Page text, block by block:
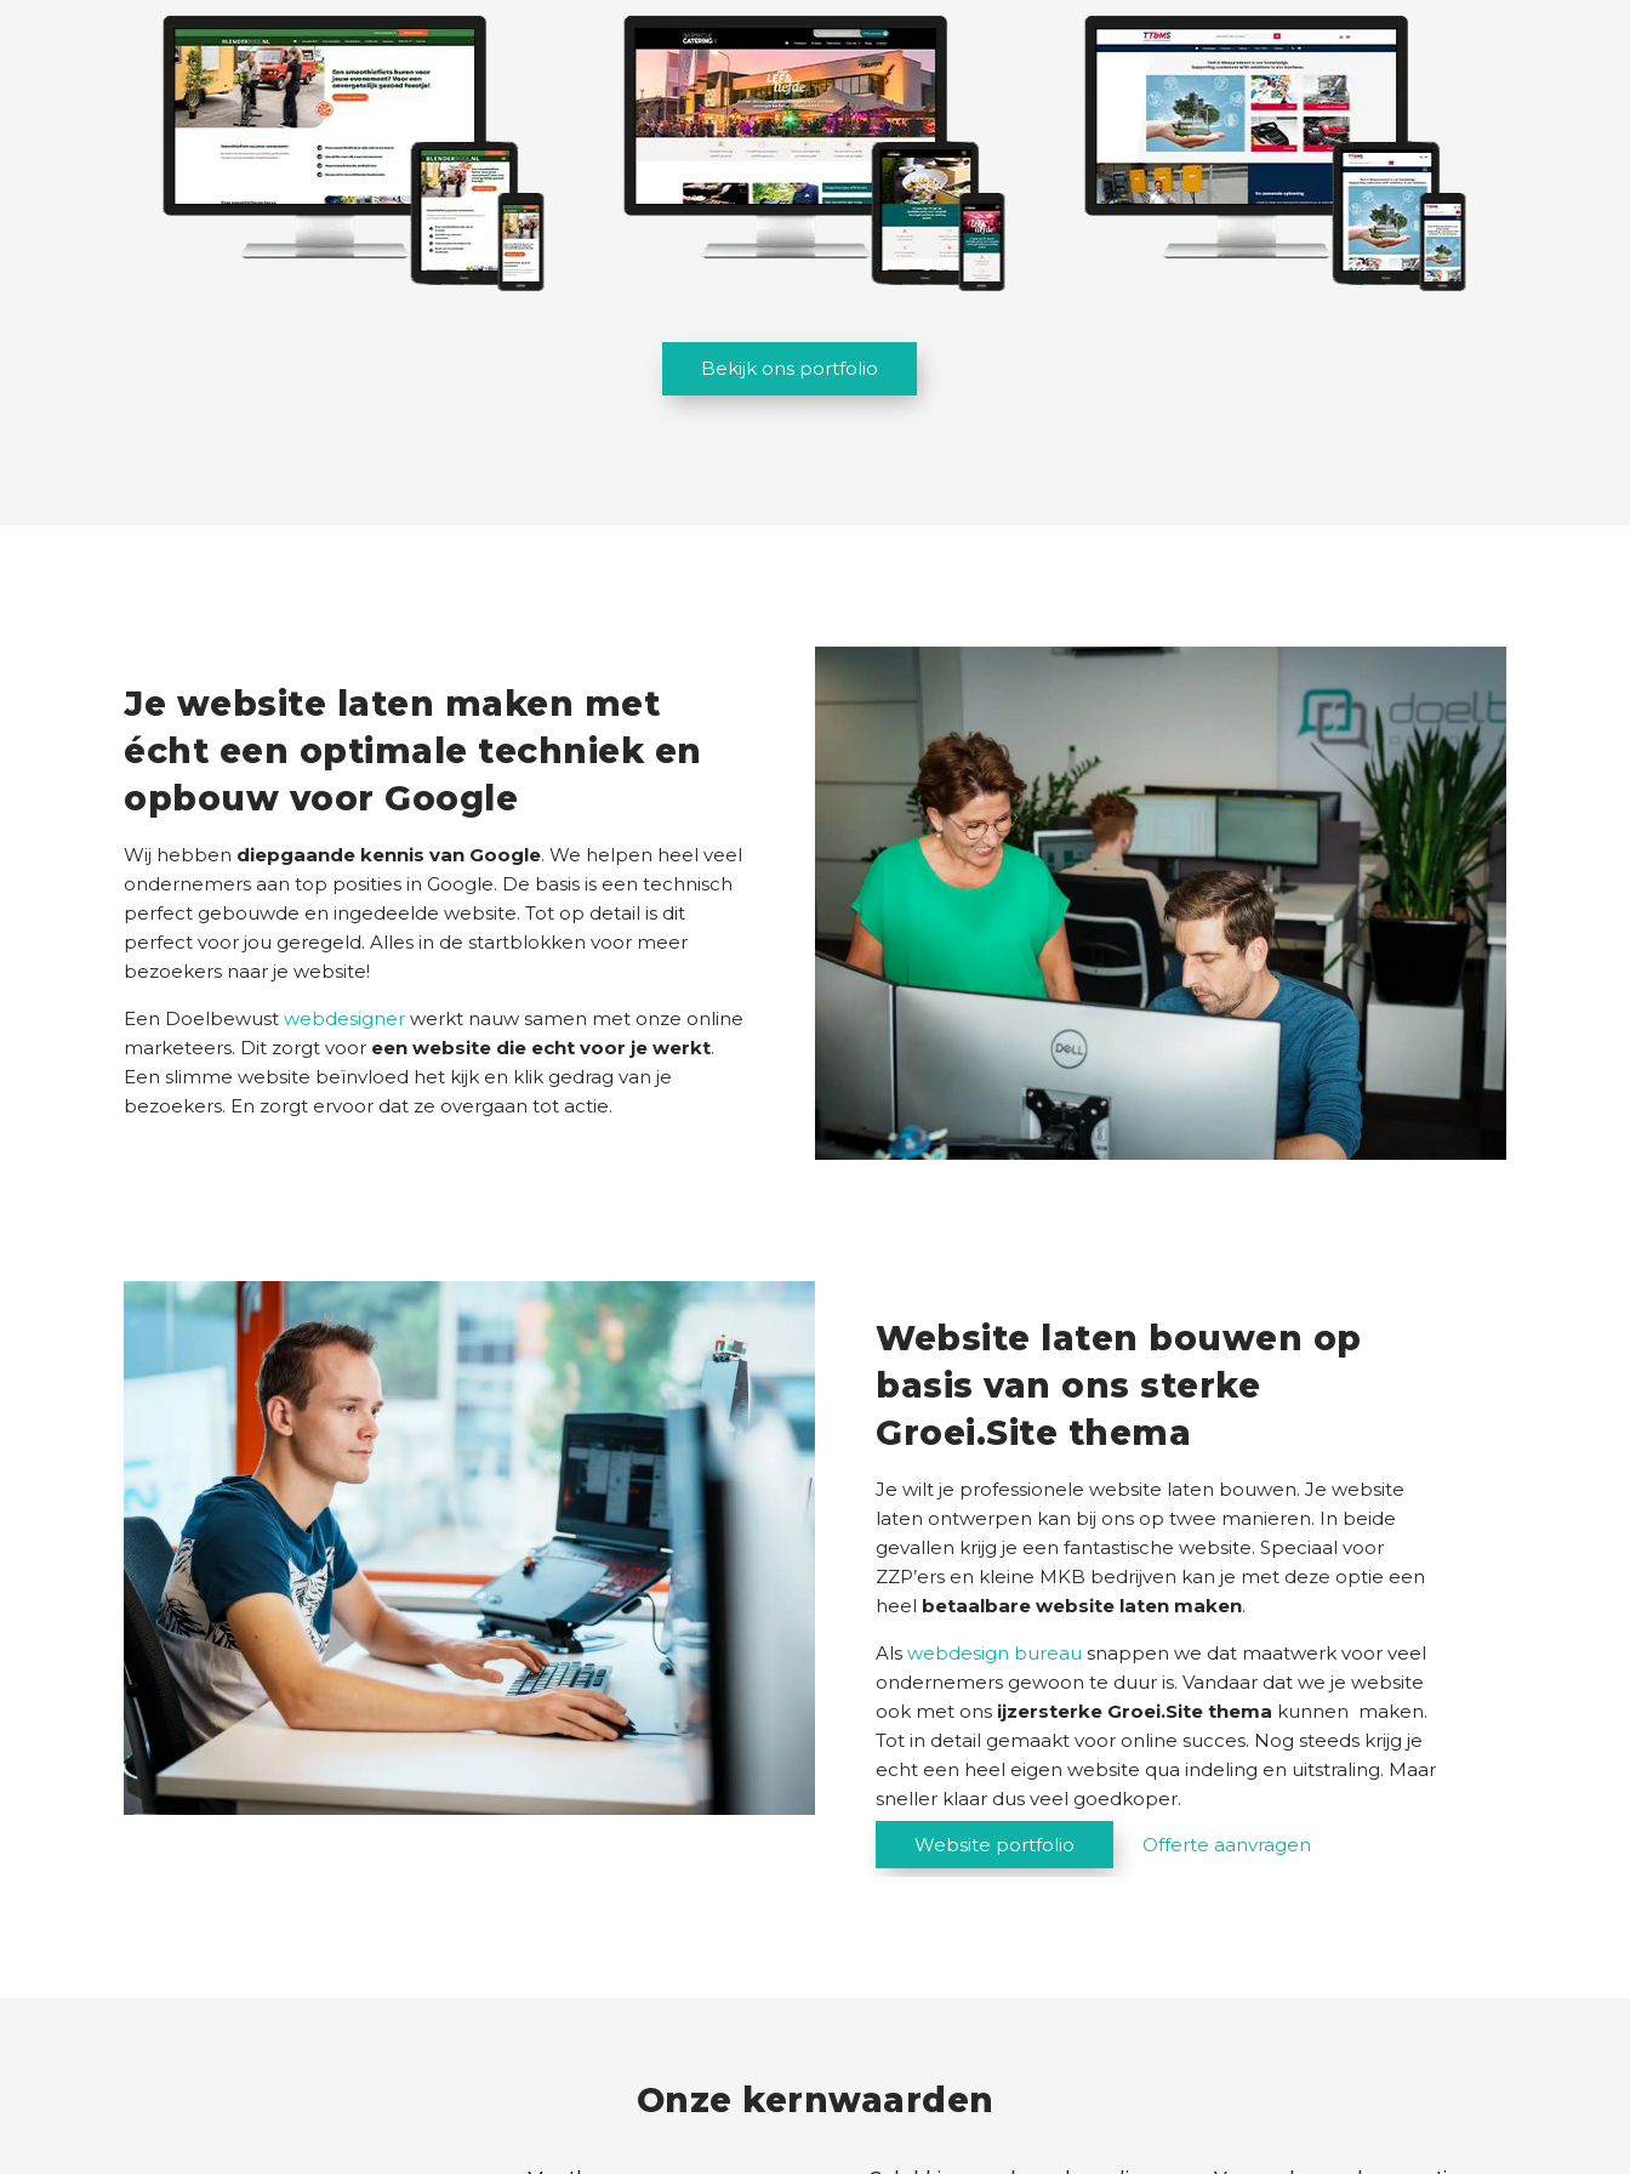
Bekijk ons portfolio
Je website laten maken met
écht een optimale techniek en
opbouw voor Google
Wij hebben diepgaande kennis van Google. We helpen heel veel
ondernemers aan top posities in Google. De basis is een technisch
perfect gebouwde en ingedeelde website. Tot op detail is dit
perfect voor jou geregeld. Alles in de startblokken voor meer
bezoekers naar je website!
Een Doelbewust webdesigner werkt nauw samen met onze online
marketeers. Dit zorgt voor een website die echt voor je werkt.
Een slimme website beïnvloed het kijk en klik gedrag van je
bezoekers. En zorgt ervoor dat ze overgaan tot actie.
Website laten bouwen op
basis van ons sterke
Groei.Site thema
Je wilt je professionele website laten bouwen. Je website
laten ontwerpen kan bij ons op twee manieren. In beide
gevallen krijg je een fantastische website. Speciaal voor
ZZP’ers en kleine MKB bedrijven kan je met deze optie een
heel betaalbare website laten maken.
Als webdesign bureau snappen we dat maatwerk voor veel
ondernemers gewoon te duur is. Vandaar dat we je website
ook met ons ijzersterke Groei.Site thema kunnen maken.
Tot in detail gemaakt voor online succes. Nog steeds krijg je
echt een heel eigen website qua indeling en uitstraling. Maar
sneller klaar dus veel goedkoper.
Website portfolio
Offerte aanvragen
Onze kernwaarden